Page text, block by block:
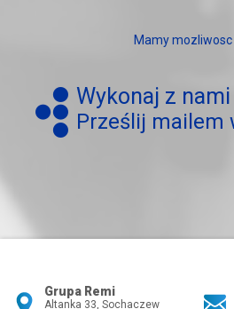
Mamy
Wykonaj z
Prześlij mailem
Grupa Remi
Altanka 33, Sochaczew